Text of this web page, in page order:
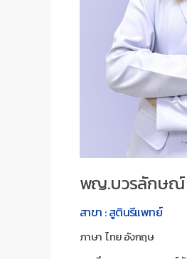
พญ.บวรลักษณ์
สาขา : สูตินรีแพทย์
ภาษา ไทย อังกฤษ